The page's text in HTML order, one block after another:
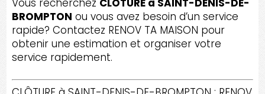
Vous recherchez CLÔTURE à SAINT-DENIS-DE-
BROMPTON ou vous avez besoin d’un service
rapide? Contactez RENOV TA MAISON pour
obtenir une estimation et organiser votre
service rapidement.